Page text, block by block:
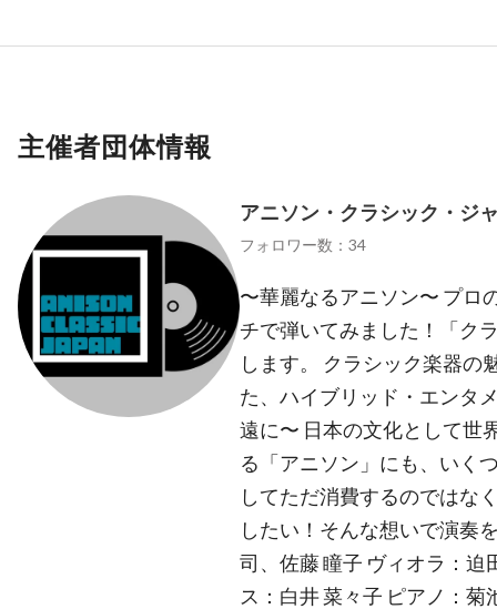
主催者団体情報
アニソン・クラシック・ジ
フォロワー数：34
〜華麗なるアニソン〜 プロ
チで弾いてみました！「ク
します。 クラシック楽器の
た、ハイブリッド・エンタ
遠に〜 日本の文化として世
る「アニソン」にも、いく
してただ消費するのではな
したい！そんな想いで演奏
司、佐藤 瞳子 ヴィオラ：迫
ス：白井 菜々子 ピアノ：菊